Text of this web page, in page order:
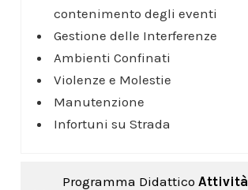
contenimento degli eventi
Gestione delle Interferenze
Ambienti Confinati
Violenze e Molestie
Manutenzione
Infortuni su Strada
Programma Didattico Attività